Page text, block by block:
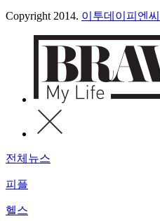
Copyright 2014. 이투데이피엔씨
전체뉴스
피플
헬스